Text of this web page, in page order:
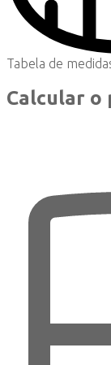
Tabela de
Calcular o